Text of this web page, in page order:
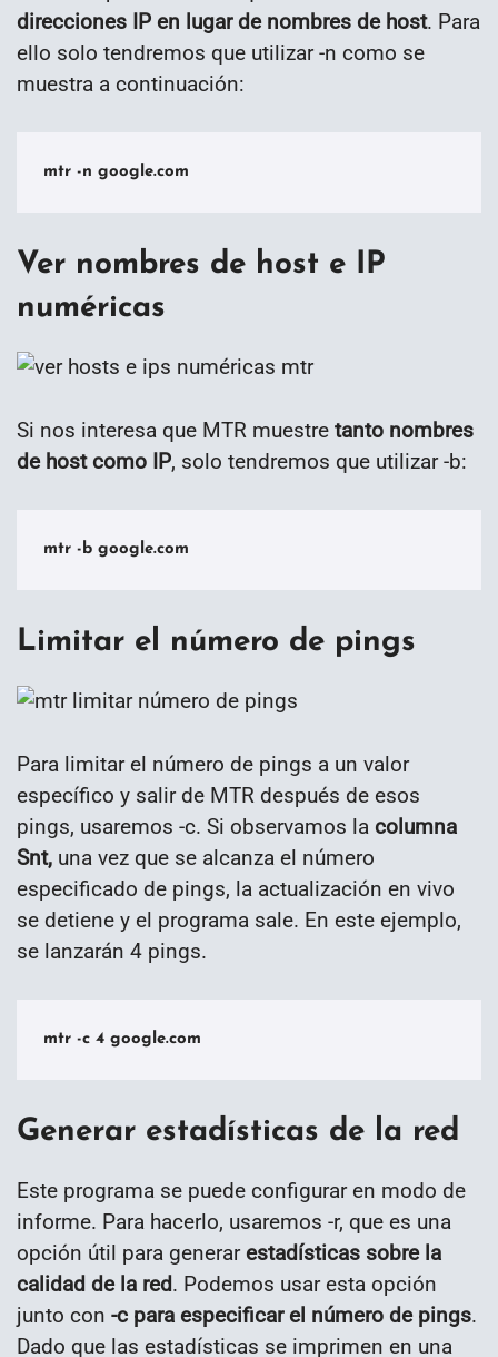
direcciones IP en lugar de nombres de host. Para
ello solo tendremos que utilizar -n como se
muestra a continuación:
mtr -n google.com
Ver nombres de host e IP
numéricas
Si nos interesa que MTR muestre tanto nombres
de host como IP, solo tendremos que utilizar -b:
mtr -b google.com
Limitar el número de pings
Para limitar el número de pings a un valor
específico y salir de MTR después de esos
pings, usaremos -c. Si observamos la columna
Snt, una vez que se alcanza el número
especificado de pings, la actualización en vivo
se detiene y el programa sale. En este ejemplo,
se lanzarán 4 pings.
mtr -c 4 google.com
Generar estadísticas de la red
Este programa se puede configurar en modo de
informe. Para hacerlo, usaremos -r, que es una
opción útil para generarestadísticas sobre la
calidad de la red. Podemos usar esta opción
junto con -c para especificar el número de pings.
Dado que las estadísticas se imprimen en una